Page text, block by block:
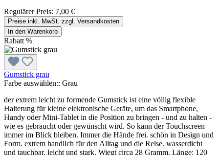
Regulärer Preis: 7,00 €
Preise inkl. MwSt. zzgl. Versandkosten
In den Warenkorb
Rabatt %
Gumstick grau
Farbe auswählen:: Grau
der extrem leicht zu formende Gumstick ist eine völlig flexible
Halterung für kleine elektronische Geräte, um das Smartphone,
Handy oder Mini-Tablet in die Position zu bringen - und zu halten -
wie es gebraucht oder gewünscht wird. So kann der Touchscreen
immer im Blick bleiben. Immer die Hände frei. schön in Design und
Form. extrem handlich für den Alltag und die Reise. wasserdicht
und tauchbar. leicht und stark. Wiegt circa 28 Gramm. Länge: 120